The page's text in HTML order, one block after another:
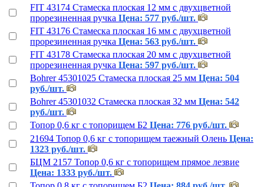
FIT 43174 Стамеска плоская 12 мм с двухцветной
прорезиненная ручка Цена: 577 руб./шт.
FIT 43176 Стамеска плоская 16 мм с двухцветной
прорезиненная ручка Цена: 563 руб./шт.
FIT 43178 Стамеска плоская 20 мм с двухцветной
прорезиненная ручка Цена: 597 руб./шт.
Bohrer 45301025 Стамеска плоская 25 мм Цена: 504
руб./шт.
Bohrer 45301032 Стамеска плоская 32 мм Цена: 542
руб./шт.
Топор 0,6 кг с топорищем Б2 Цена: 776 руб./шт.
21694 Топор 0,6 кг с топорищем таежный Олень Цена:
1323 руб./шт.
БЦМ 2157 Топор 0,6 кг с топорищем прямое лезвие
Цена: 1333 руб./шт.